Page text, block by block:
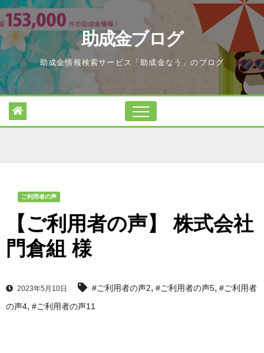
Skip
to
content
助成金ブログ
助成金情報検索サービス「助成金なう」のブログ
ご利用者の声
【ご利用者の声】 株式会社
門倉組 様
2023年5月10日 #ご利用者の声2, #ご利用者の声5, #ご利用者
の声4, #ご利用者の声11